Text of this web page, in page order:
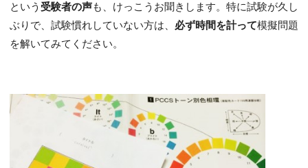
という 受験者の声も、けっこうお聞きします。特に試験が久し
ぶりで、試験慣れしていない方は、 必ず時間を計って模擬問題
を解いてみてください。